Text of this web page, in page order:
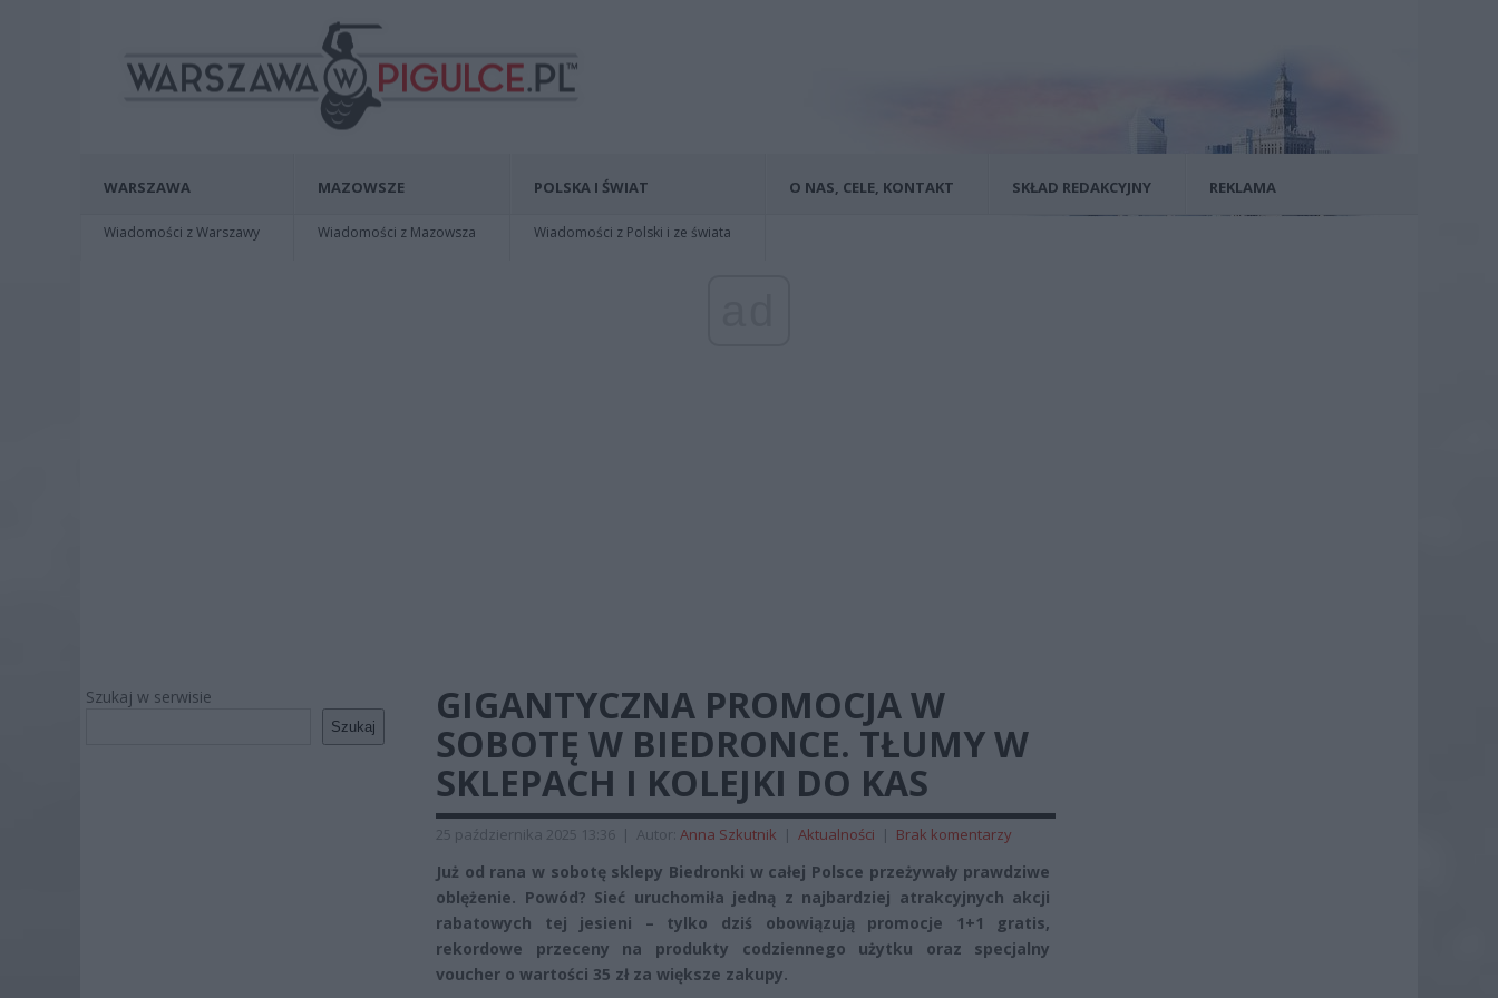
WARSZAWA
Wiadomości z Warszawy
MAZOWSZE
Wiadomości z Mazowsza
POLSKA I ŚWIAT
Wiadomości z Polski i ze świata
O NAS, CELE, KONTAKT SKŁAD REDAKCYJNY REKLAMA
Szukaj w serwisie
Szukaj
GIGANTYCZNA PROMOCJA W
SOBOTĘ W BIEDRONCE. TŁUMY W
SKLEPACH I KOLEJKI DO KAS
25 października 2025 13:36 | Autor: Anna Szkutnik | Aktualności | Brak komentarzy
Już od rana w sobotę sklepy Biedronki w całej Polsce przeżywały prawdziwe
oblężenie. Powód? Sieć uruchomiła jedną z najbardziej atrakcyjnych akcji
rabatowych tej jesieni – tylko dziś obowiązują promocje 1+1 gratis,
rekordowe przeceny na produkty codziennego użytku oraz specjalny
voucher o wartości 35 zł za większe zakupy.